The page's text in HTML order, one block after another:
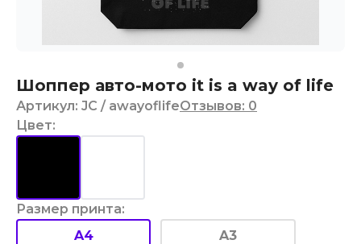
Шоппер авто-мото it is a way of life
Артикул: JC / awayoflifeОтзывов: 0
Цвет:
Размер принта:
A4
A3